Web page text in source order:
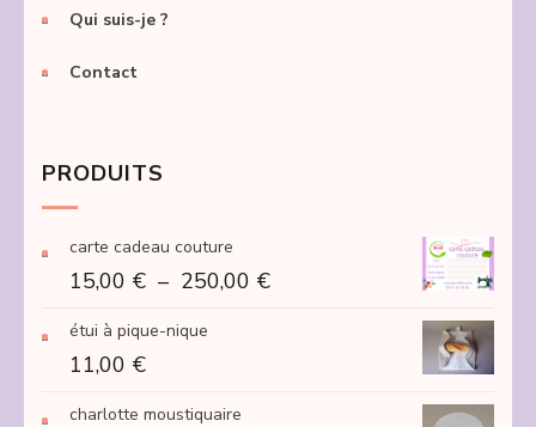
Qui suis-je ?
Contact
PRODUITS
carte cadeau couture
15,00 € – 250,00 €Plage
étui à pique-nique
11,00 €
charlotte moustiquaire